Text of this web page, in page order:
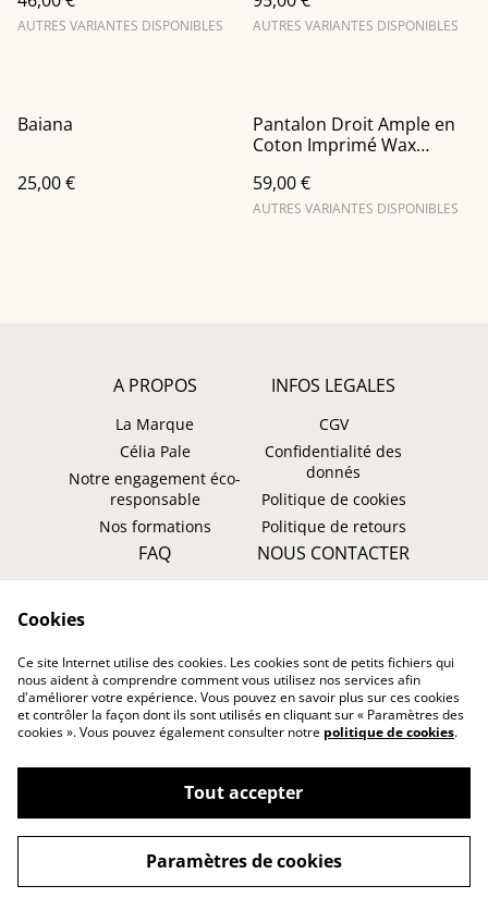
AUTRES VARIANTES DISPONIBLES AUTRES VARIANTES DISPONIBLES
Baiana
25,00 €
Pantalon Droit Ample en
Coton Imprimé Wax
orange
59,00 €
AUTRES VARIANTES DISPONIBLES
A PROPOS
La Marque
Célia Pale
Notre engagement éco-
responsable
Nos formations
INFOS LEGALES
CGV
Confidentialité des
donnés
Politique de cookies
Politique de retours
FAQ
Suivre ma commande
NOUS CONTACTER
@tombasana.fr
©2026TOMBASANA
powered by
Cookies
Ce site Internet utilise des cookies. Les cookies sont de petits fichiers qui
nous aident à comprendre comment vous utilisez nos services afin
d'améliorer votre expérience. Vous pouvez en savoir plus sur ces cookies
et contrôler la façon dont ils sont utilisés en cliquant sur « Paramètres des
cookies ». Vous pouvez également consulter notre politique de cookies.
Tout accepter
Paramètres de cookies